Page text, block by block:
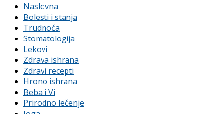
Naslovna
Bolesti i stanja
Trudnoća
Stomatologija
Lekovi
Zdrava ishrana
Zdravi recepti
Hrono ishrana
Beba i Vi
Prirodno lečenje